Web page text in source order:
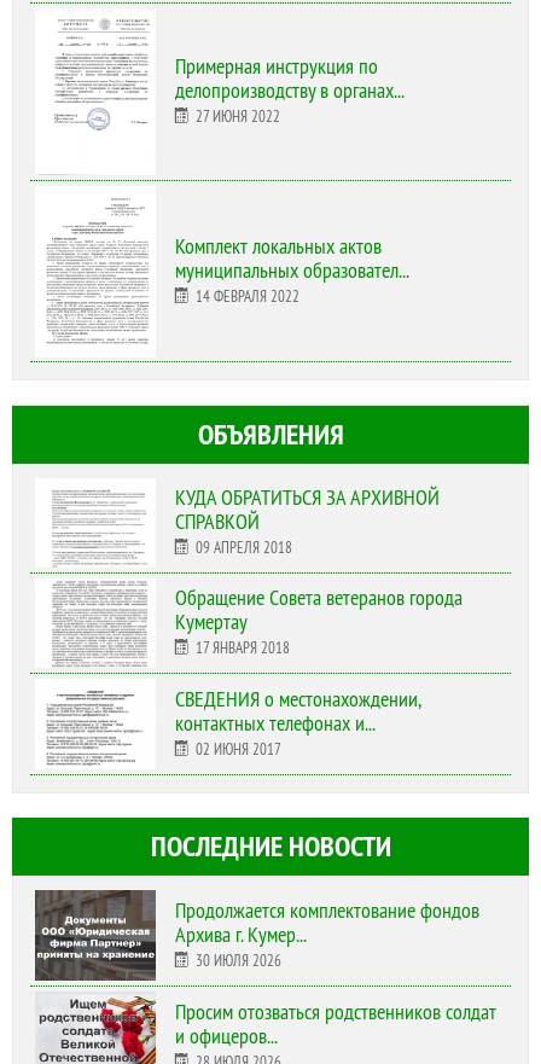
Примерная инструкция по
делопроизводству в органах...
27 ИЮНЯ 2022
Комплект локальных актов
муниципальных образовател...
14 ФЕВРАЛЯ 2022
ОБЪЯВЛЕНИЯ
КУДА ОБРАТИТЬСЯ ЗА АРХИВНОЙ
СПРАВКОЙ
09 АПРЕЛЯ 2018
Обращение Совета ветеранов города
Кумертау
17 ЯНВАРЯ 2018
СВЕДЕНИЯ о местонахождении,
контактных телефонах и...
02 ИЮНЯ 2017
ПОСЛЕДНИЕ НОВОСТИ
Продолжается комплектование фондов
Архива г. Кумер...
30 ИЮЛЯ 2026
Просим отозваться родственников солдат
и офицеров...